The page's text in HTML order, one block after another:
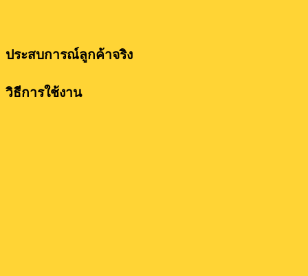
ประสบการณ์ลูกค้าจริง
วิธีการใช้งาน